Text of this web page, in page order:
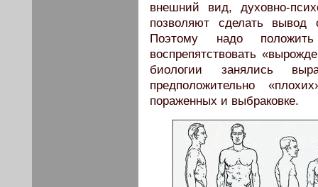
внешний вид, духовно-
позволяют сделать вывод
Поэтому надо
воспрепятствовать
биологии занялись
предположительно
пораженных и выбраковке.